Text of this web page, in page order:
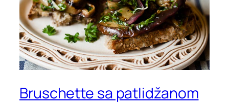
Bruschette sa patlidžanom